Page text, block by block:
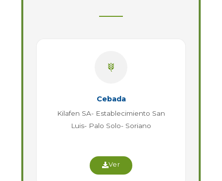
Cebada
Kilafen SA- Establecimiento San
Luis- Palo Solo- Soriano
Ver